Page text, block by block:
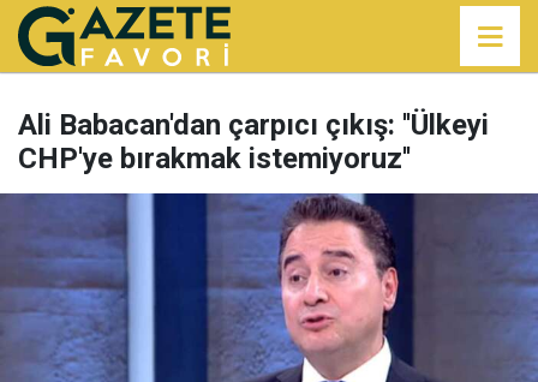
Ali Babacan'dan çarpıcı çıkış: ''Ülkeyi
CHP'ye bırakmak istemiyoruz''